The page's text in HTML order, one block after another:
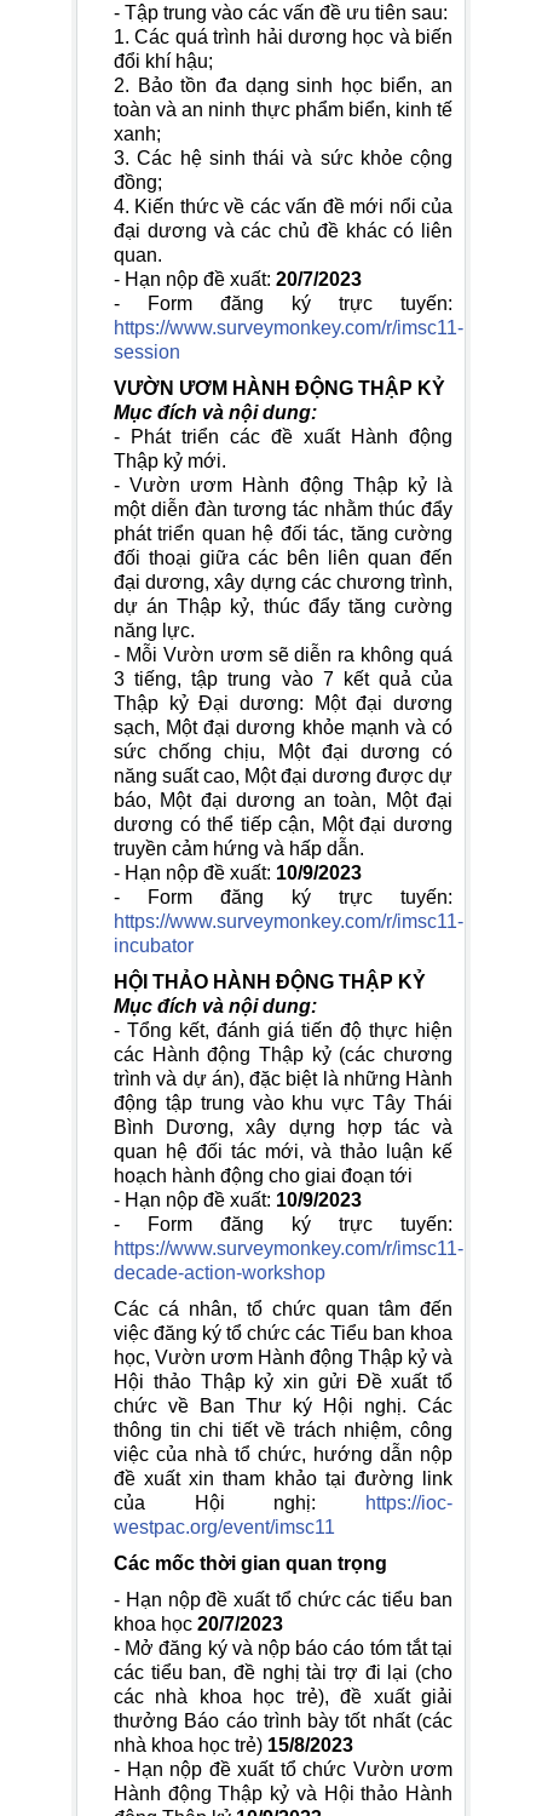
- Tập trung vào các vấn đề ưu tiên sau:
1. Các quá trình hải dương học và biến
đổi khí hậu;
2. Bảo tồn đa dạng sinh học biển, an
toàn và an ninh thực phẩm biển, kinh tế
xanh;
3. Các hệ sinh thái và sức khỏe cộng
đồng;
4. Kiến thức về các vấn đề mới nổi của
đại dương và các chủ đề khác có liên
quan.
- Hạn nộp đề xuất: 20/7/2023
- Form đăng ký trực tuyến:
https://www.surveymonkey.com/r/imsc11-
session
VƯỜN ƯƠM HÀNH ĐỘNG THẬP KỶ
Mục đích và nội dung:
- Phát triển các đề xuất Hành động
Thập kỷ mới.
- Vườn ươm Hành động Thập kỷ là
một diễn đàn tương tác nhằm thúc đẩy
phát triển quan hệ đối tác, tăng cường
đối thoại giữa các bên liên quan đến
đại dương, xây dựng các chương trình,
dự án Thập kỷ, thúc đẩy tăng cường
năng lực.
- Mỗi Vườn ươm sẽ diễn ra không quá
3 tiếng, tập trung vào 7 kết quả của
Thập kỷ Đại dương: Một đại dương
sạch, Một đại dương khỏe mạnh và có
sức chống chịu, Một đại dương có
năng suất cao, Một đại dương được dự
báo, Một đại dương an toàn, Một đại
dương có thể tiếp cận, Một đại dương
truyền cảm hứng và hấp dẫn.
- Hạn nộp đề xuất: 10/9/2023
- Form đăng ký trực tuyến:
https://www.surveymonkey.com/r/imsc11-
incubator
HỘI THẢO HÀNH ĐỘNG THẬP KỶ
Mục đích và nội dung:
- Tổng kết, đánh giá tiến độ thực hiện
các Hành động Thập kỷ (các chương
trình và dự án), đặc biệt là những Hành
động tập trung vào khu vực Tây Thái
Bình Dương, xây dựng hợp tác và
quan hệ đối tác mới, và thảo luận kế
hoạch hành động cho giai đoạn tới
- Hạn nộp đề xuất: 10/9/2023
- Form đăng ký trực tuyến:
https://www.surveymonkey.com/r/imsc11-
decade-action-workshop
Các cá nhân, tổ chức quan tâm đến
việc đăng ký tổ chức các Tiểu ban khoa
học, Vườn ươm Hành động Thập kỷ và
Hội thảo Thập kỷ xin gửi Đề xuất tổ
chức về Ban Thư ký Hội nghị. Các
thông tin chi tiết về trách nhiệm, công
việc của nhà tổ chức, hướng dẫn nộp
đề xuất xin tham khảo tại đường link
của Hội nghị:
https://ioc-
westpac.org/event/imsc11
Các mốc thời gian quan trọng
- Hạn nộp đề xuất tổ chức các tiểu ban
khoa học 20/7/2023
- Mở đăng ký và nộp báo cáo tóm tắt tại
các tiểu ban, đề nghị tài trợ đi lại (cho
các nhà khoa học trẻ), đề xuất giải
thưởng Báo cáo trình bày tốt nhất (các
nhà khoa học trẻ) 15/8/2023
- Hạn nộp đề xuất tổ chức Vườn ươm
Hành động Thập kỷ và Hội thảo Hành